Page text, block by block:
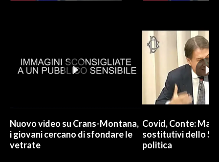
Nuovo video su Crans-Montana,
i giovani cercano di sfondare le
vetrate
Covid, Conte: Mai
sostitutivi dello
politica